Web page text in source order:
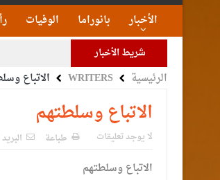
الأخبار بانوراما الوفيات
شريط الأخبار
الرئيسية WRITERS الاتباع
الاتباع وسلطتهم
لا يوجد تعليقات طباعة
الاتباع وسلطتهم